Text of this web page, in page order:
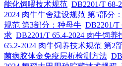
能化饲喂技术规范 DB2201/T
2024 肉牛牛舍建设规范 第5部分
规范 第3部分：种母牛 DB2201/T
求 DB2201/T 65.4-2024 肉牛饲
65.2-2024 肉牛饲养技术规范 第2
菌病胶体金免疫层析检测方法